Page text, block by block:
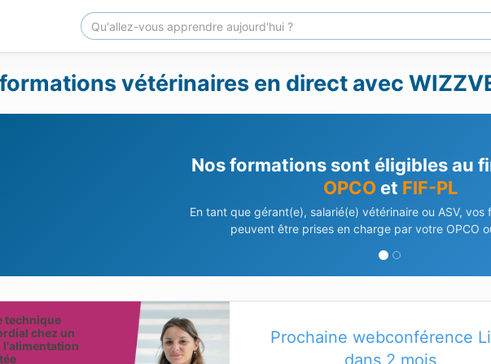
vétérinaires en direct avec
Besoin d'aide pour vos
Notre équipe vous accompagne dans vos demandes
En savoir plus Contactez-nous
technique
chez un
l'alimentation
Prochaine webconférence
dans 2 mois